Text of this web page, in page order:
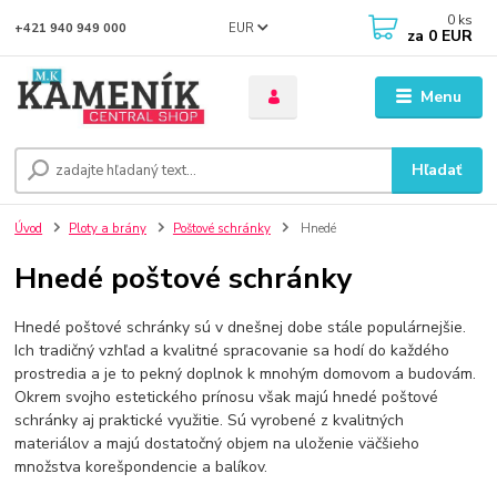
Menu
EUR
Hľadať
+421 940 949 000 0 ks
za 0 EUR
Úvod Ploty a brány Poštové schránky Hnedé
Hnedé poštové schránky
Hnedé poštové schránky sú v dnešnej dobe stále populárnejšie.
Ich tradičný vzhľad a kvalitné spracovanie sa hodí do každého
prostredia a je to pekný doplnok k mnohým domovom a budovám.
Okrem svojho estetického prínosu však majú hnedé poštové
schránky aj praktické využitie. Sú vyrobené z kvalitných
materiálov a majú dostatočný objem na uloženie väčšieho
množstva korešpondencie a balíkov.